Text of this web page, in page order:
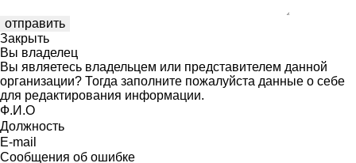
Закрыть
Вы владелец
Вы являетесь владельцем или представителем данной
организации? Тогда заполните пожалуйста данные о себе
для редактирования информации.
Ф.И.О
Должность
E-mail
Сообщения об ошибке